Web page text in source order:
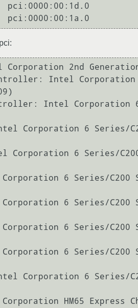
2nd
Intel Corporation
Intel Corporation
Corporation 6 Series/
Corporation 6 Series/
6 Series/C200
6 Series/C200
6 Series/C200
6 Series/C200
Corporation 6 Series/
HM65 Express